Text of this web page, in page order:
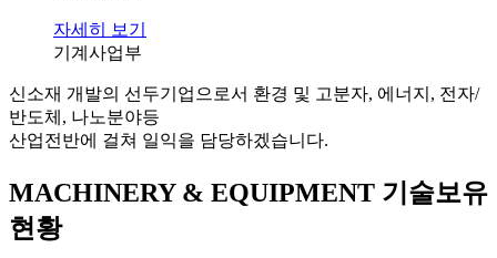
자세히 보기
기계사업부
신소재 개발의 선두기업으로서 환경 및 고분자, 에너지, 전자/
반도체, 나노분야등
산업전반에 걸쳐 일익을 담당하겠습니다.
MACHINERY & EQUIPMENT 기술보유
현황